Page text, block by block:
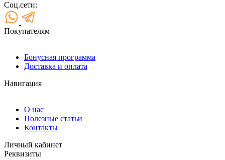
Соц.сети:
Покупателям
Бонусная программа
Доставка и оплата
Навигация
О нас
Полезные статьи
Контакты
Личный кабинет
Реквизиты